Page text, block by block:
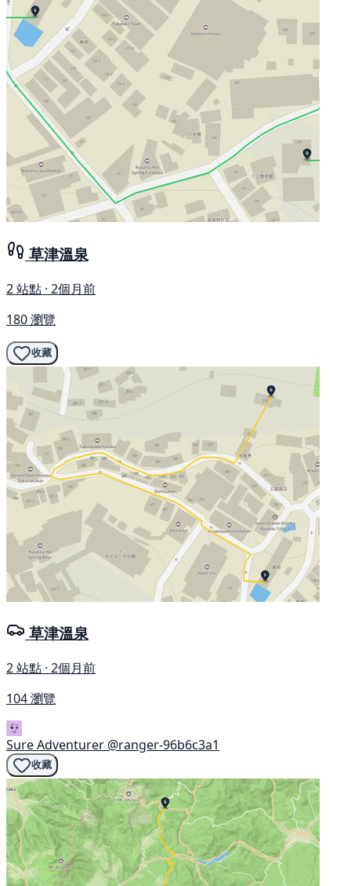
草津溫泉
2 站點 · 2個月前
180 瀏覽
收藏
草津溫泉
2 站點 · 2個月前
104 瀏覽
Sure Adventurer @ranger-96b6c3a1
收藏